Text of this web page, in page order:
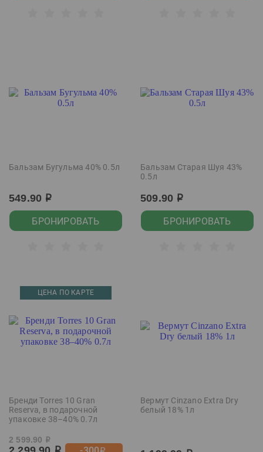
Бальзам Бугульма 40% 0.5л
549.90 р
БРОНИРОВАТЬ
Бальзам Старая Шуя 43%
0.5л
509.90 р
БРОНИРОВАТЬ
ЦЕНА ПО КАРТЕ
Бренди Torres 10 Gran
Reserva, в подарочной
упаковке 38–40% 0.7л
2 599.90 р
Вермут Cinzano Extra Dry
белый 18% 1л